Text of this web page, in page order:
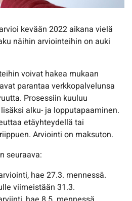
kevään 2022 aikana vielä
näihin arviointeihin on auki
voivat hakea mukaan
parantaa verkkopalvelunsa
Prosessiin kuuluu
alku- ja lopputapaaminen.
etäyhteydellä tai
Arviointi on maksuton.
seuraava:
hae 27.3. mennessä.
viimeistään 31.3.